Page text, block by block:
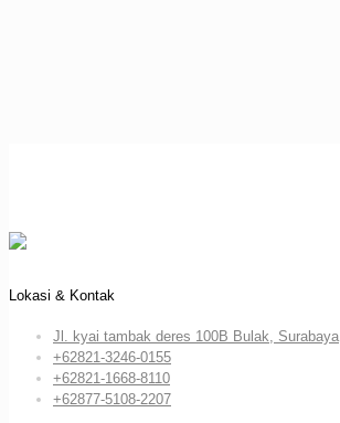
Lokasi & Kontak
Jl. kyai tambak deres 100B Bulak, Surabaya
+62821-3246-0155
+62821-1668-8110
+62877-5108-2207